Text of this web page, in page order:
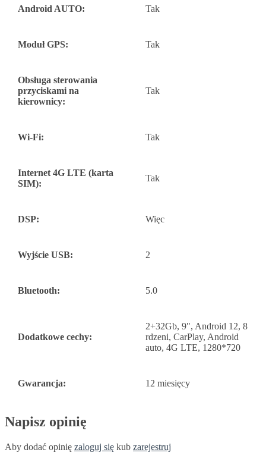
Android AUTO: Tak
Moduł GPS: Tak
Obsługa sterowania
przyciskami na
kierownicy:
Tak
Wi-Fi: Tak
Internet 4G LTE (karta
SIM):
Tak
DSP: Więc
Wyjście USB: 2
Bluetooth: 5.0
Dodatkowe cechy:
2+32Gb, 9", Android 12, 8
rdzeni, CarPlay, Android
auto, 4G LTE, 1280*720
Gwarancja: 12 miesięcy
Napisz opinię
Aby dodać opinię zaloguj się kub zarejestruj